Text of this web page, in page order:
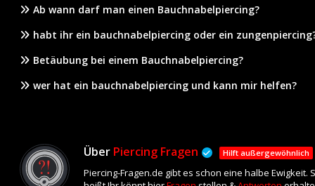
Ab wann darf man einen Bauchnabelpiercing?
habt ihr ein bauchnabelpiercing oder ein
Betäubung bei einem Bauchnabelpiercing?
wer hat ein bauchnabelpiercing und kann mir helfen?
Über Piercing Fragen Hilft außergewöhnlich
Piercing-Fragen.de gibt es schon eine halbe